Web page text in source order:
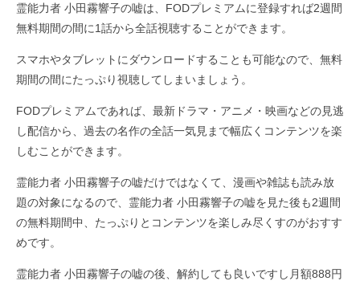
霊能力者 小田霧響子の嘘は、FODプレミアムに登録すれば2週間
無料期間の間に1話から全話視聴することができます。
スマホやタブレットにダウンロードすることも可能なので、無料
期間の間にたっぷり視聴してしまいましょう。
FODプレミアムであれば、最新ドラマ・アニメ・映画などの見逃
し配信から、過去の名作の全話一気見まで幅広くコンテンツを楽
しむことができます。
霊能力者 小田霧響子の嘘だけではなくて、漫画や雑誌も読み放
題の対象になるので、霊能力者 小田霧響子の嘘を見た後も2週間
の無料期間中、たっぷりとコンテンツを楽しみ尽くすのがおすす
めです。
霊能力者 小田霧響子の嘘の後、解約しても良いですし月額888円